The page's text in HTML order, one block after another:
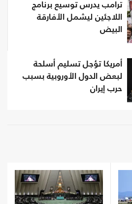
ترامب يدرس توسيع برنامج
اللاجئين ليشمل الأفارقة
البيض
أمريكا تؤجل تسليم أسلحة
لبعض الدول الأوروبية بسبب
حرب إيران